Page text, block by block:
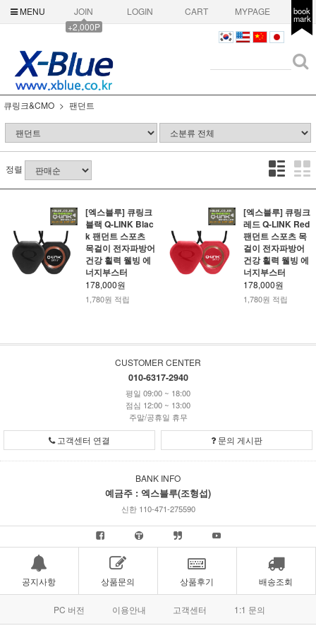
MENU
JOIN
+2,000P
LOGIN CART MYPAGE book
mark
큐링크&CMO 팬던트
정렬
[엑스블루] 큐링크
블랙 Q-LINK Blac
k 팬던트 스포츠
목걸이 전자파방어
건강 횔력 웰빙 에
너지부스터
178,000원
1,780원 적립
[엑스블루] 큐링크
레드 Q-LINK Red
팬던트 스포츠 목
걸이 전자파방어
건강 횔력 웰빙 에
너지부스터
178,000원
1,780원 적립
CUSTOMER CENTER
010-6317-2940
평일 09:00 ~ 18:00
점심 12:00 ~ 13:00
주말/공휴일 휴무
고객센터 연결 문의 게시판
BANK INFO
예금주 : 엑스블루(조형섭)
신한 110-471-275590
공지사항 상품문의 상품후기 배송조회
PC 버전 이용안내 고객센터 1:1 문의